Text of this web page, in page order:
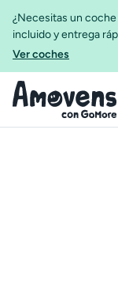
¿Necesitas un
incluido y entrega
Ver coches